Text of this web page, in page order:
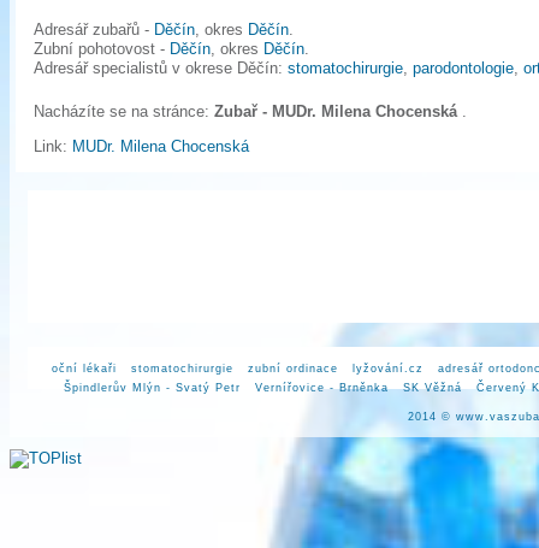
Adresář zubařů - Děčín, okres Děčín.
Zubní pohotovost - Děčín, okres Děčín.
Adresář specialistů v okrese Děčín: stomatochirurgie, parodontologie,
Nacházíte se na stránce: Zubař - MUDr. Milena Chocenská .
Link: MUDr. Milena Chocenská
oční lékaři stomatochirurgie zubní ordinace lyžování.cz
adresář
Špindlerův Mlýn - Svatý Petr
Vernířovice - Brněnka SK Věžná Červený
2014 ©